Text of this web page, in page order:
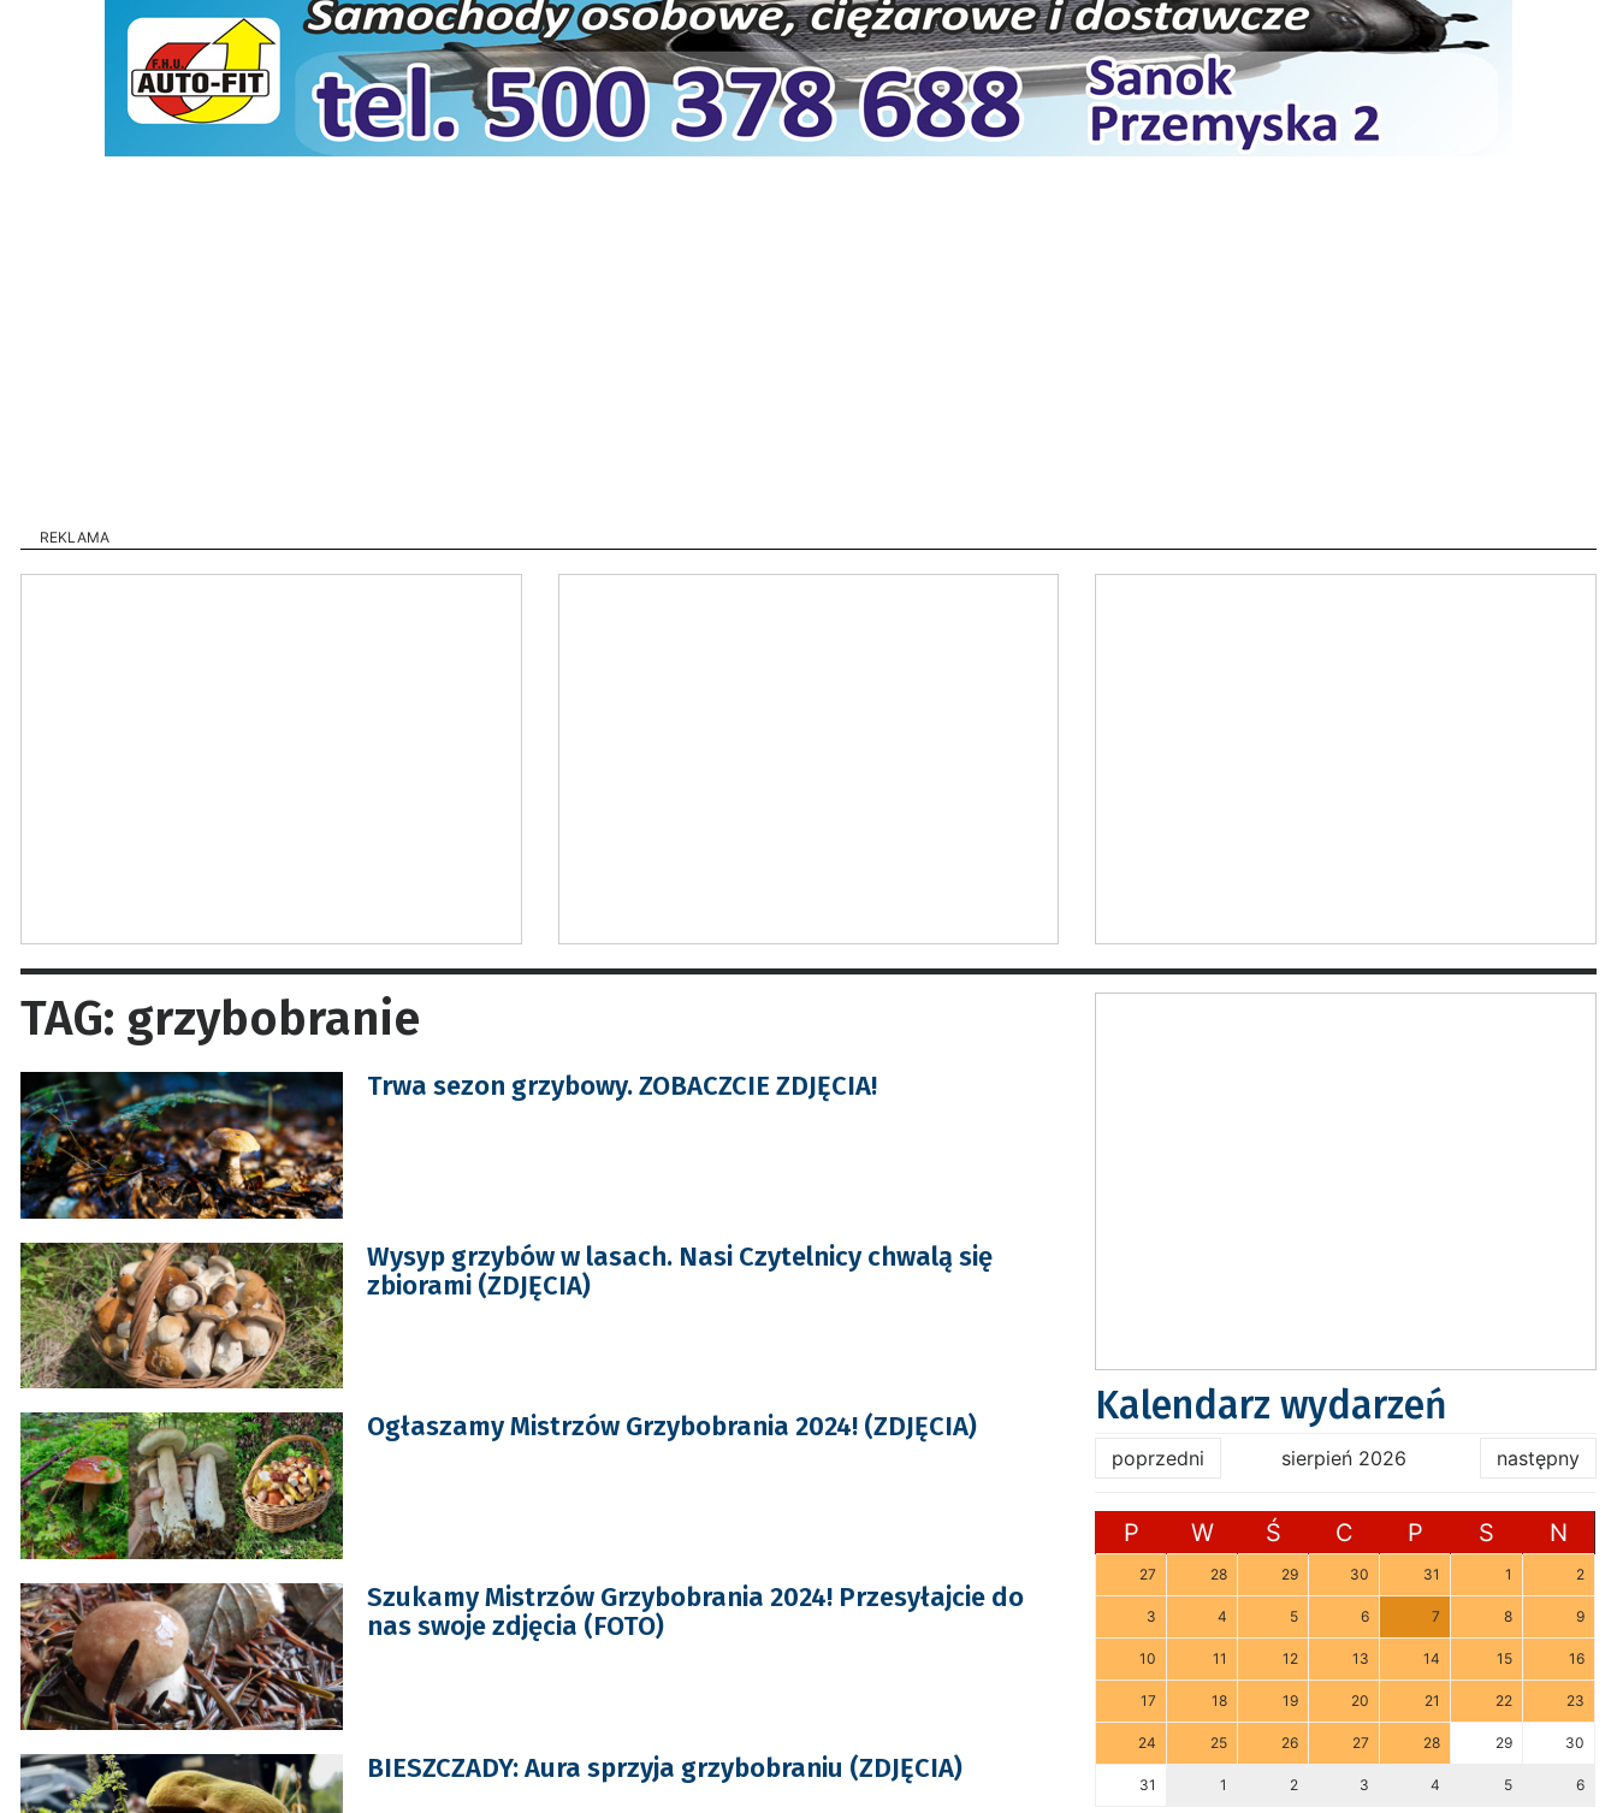
REKLAMA
TAG: grzybobranie
Trwa sezon grzybowy. ZOBACZCIE ZDJĘCIA!
Wysyp grzybów w lasach. Nasi Czytelnicy chwalą się
zbiorami (ZDJĘCIA)
Ogłaszamy Mistrzów Grzybobrania 2024! (ZDJĘCIA)
Szukamy Mistrzów Grzybobrania 2024! Przesyłajcie do
nas swoje zdjęcia (FOTO)
BIESZCZADY: Aura sprzyja grzybobraniu (ZDJĘCIA)
Kalendarz wydarzeń
poprzedni sierpień 2026 następny
P W Ś C P S N
27 28 29 30 31 1 2
3 4 5 6 7 8 9
10 11 12 13 14 15 16
17 18 19 20 21 22 23
24 25 26 27 28 29 30
31 1 2 3 4 5 6